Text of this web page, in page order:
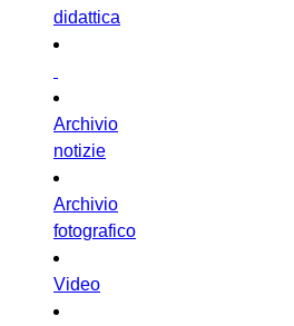
didattica
Archivio
notizie
Archivio
fotografico
Video